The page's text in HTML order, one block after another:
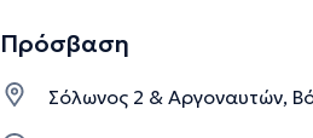
Πρόσβαση
Σόλωνος 2 & Αργοναυτών,